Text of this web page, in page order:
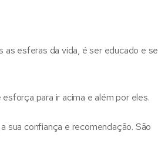
as esferas da vida, é ser educado e se
para ir acima e além por eles.
sua confiança e recomendação. São